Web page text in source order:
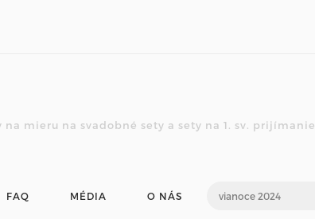
mieru na svadobné sety a sety na 1. sv. prijímanie
FAQ MÉDIA O NÁS